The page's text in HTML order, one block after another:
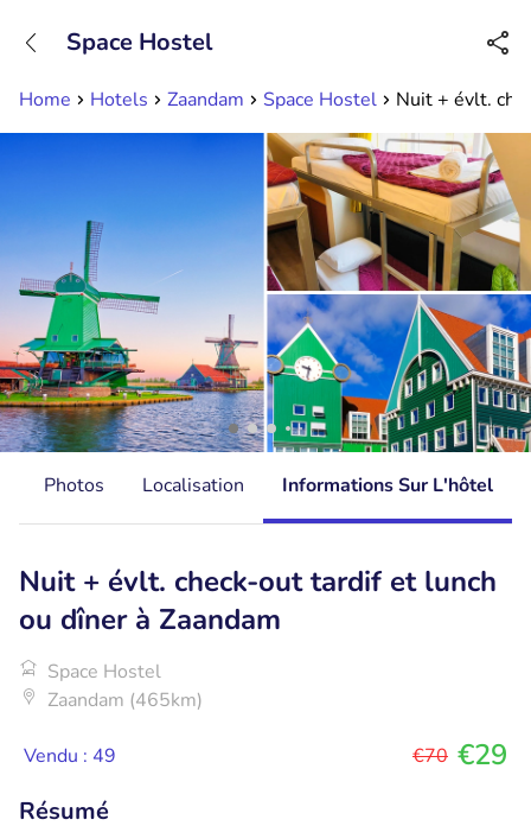
Disponible jusqu'à 23:00 heures
Home Hotels Zaandam Space Hostel Nuit + évlt.
Space Hostel
Photos Localisation Informations Sur L'hôtel
Nuit + évlt. check-out tardif et lunch
ou dîner à Zaandam
Space Hostel
Zaandam (465km)
Vendu : 49 €70 €29
Résumé